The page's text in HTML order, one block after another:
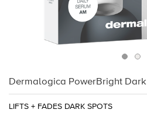
Dermalogica PowerBright
LIFTS + FADES DARK SPOTS